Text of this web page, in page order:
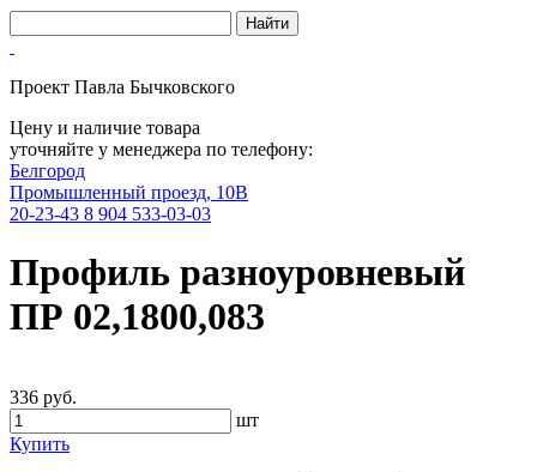
Проект Павла Бычковского
Цену и наличие товара
уточняйте у менеджера по телефону:
Белгород
Промышленный проезд, 10В
20-23-43 8 904 533-03-03
Профиль разноуровневый
ПР 02,1800,083
336 руб.
шт
Купить